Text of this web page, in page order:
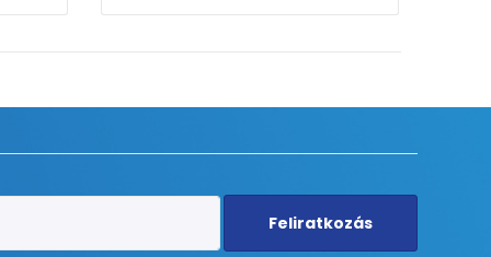
Feliratkozás